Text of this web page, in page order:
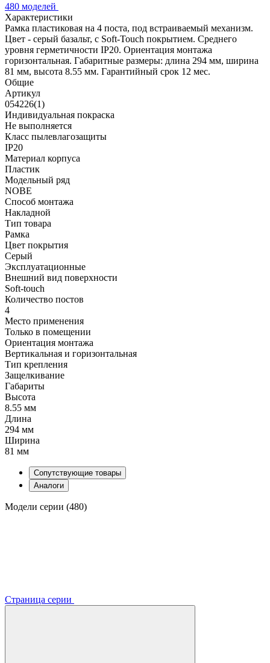
480 моделей
Характеристики
Рамка пластиковая на 4 поста, под встраиваемый механизм.
Цвет - серый базальт, с Soft-Touch покрытием. Среднего
уровня герметичности IP20. Ориентация монтажа
горизонтальная. Габаритные размеры: длина 294 мм, ширина
81 мм, высота 8.55 мм. Гарантийный срок 12 мес.
Общие
Артикул
054226(1)
Индивидуальная покраска
Не выполняется
Класс пылевлагозащиты
IP20
Материал корпуса
Пластик
Модельный ряд
NOBE
Способ монтажа
Накладной
Тип товара
Рамка
Цвет покрытия
Серый
Эксплуатационные
Внешний вид поверхности
Soft-touch
Количество постов
4
Место применения
Только в помещении
Ориентация монтажа
Вертикальная и горизонтальная
Тип крепления
Защелкивание
Габариты
Высота
8.55 мм
Длина
294 мм
Ширина
81 мм
Сопутствующие товары
Аналоги
Модели серии (480)
Страница серии